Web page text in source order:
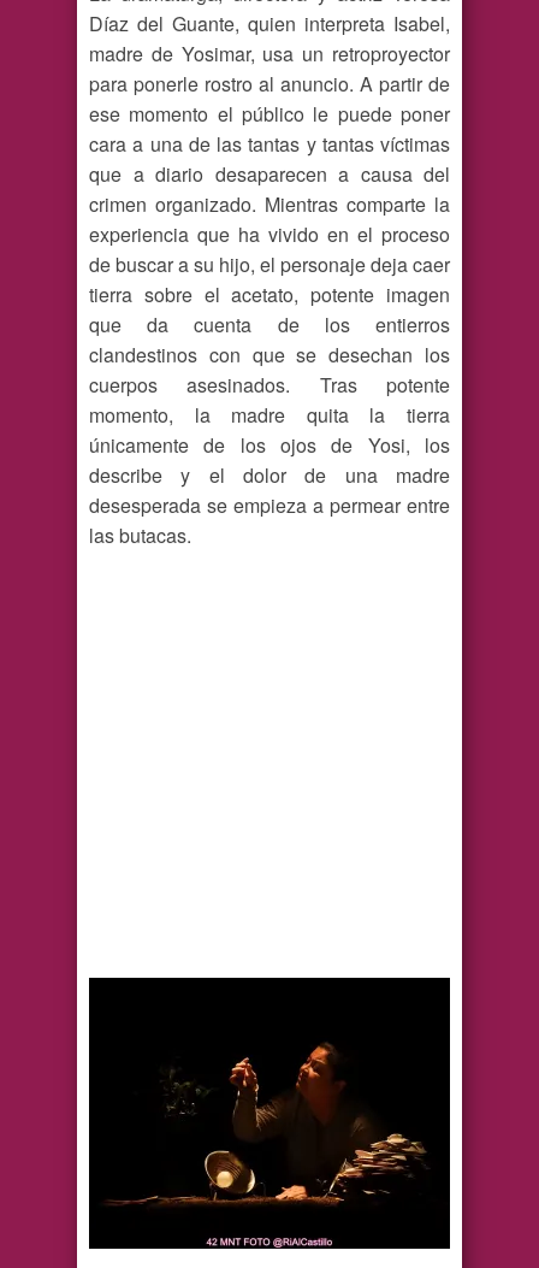
Díaz del Guante, quien interpreta Isabel,
madre de Yosimar, usa un retroproyector
para ponerle rostro al anuncio. A partir de
ese momento el público le puede poner
cara a una de las tantas y tantas víctimas
que a diario desaparecen a causa del
crimen organizado. Mientras comparte la
experiencia que ha vivido en el proceso
de buscar a su hijo, el personaje deja caer
tierra sobre el acetato, potente imagen
que da cuenta de los entierros
clandestinos con que se desechan los
cuerpos asesinados. Tras potente
momento, la madre quita la tierra
únicamente de los ojos de Yosi, los
describe y el dolor de una madre
desesperada se empieza a permear entre
las butacas.